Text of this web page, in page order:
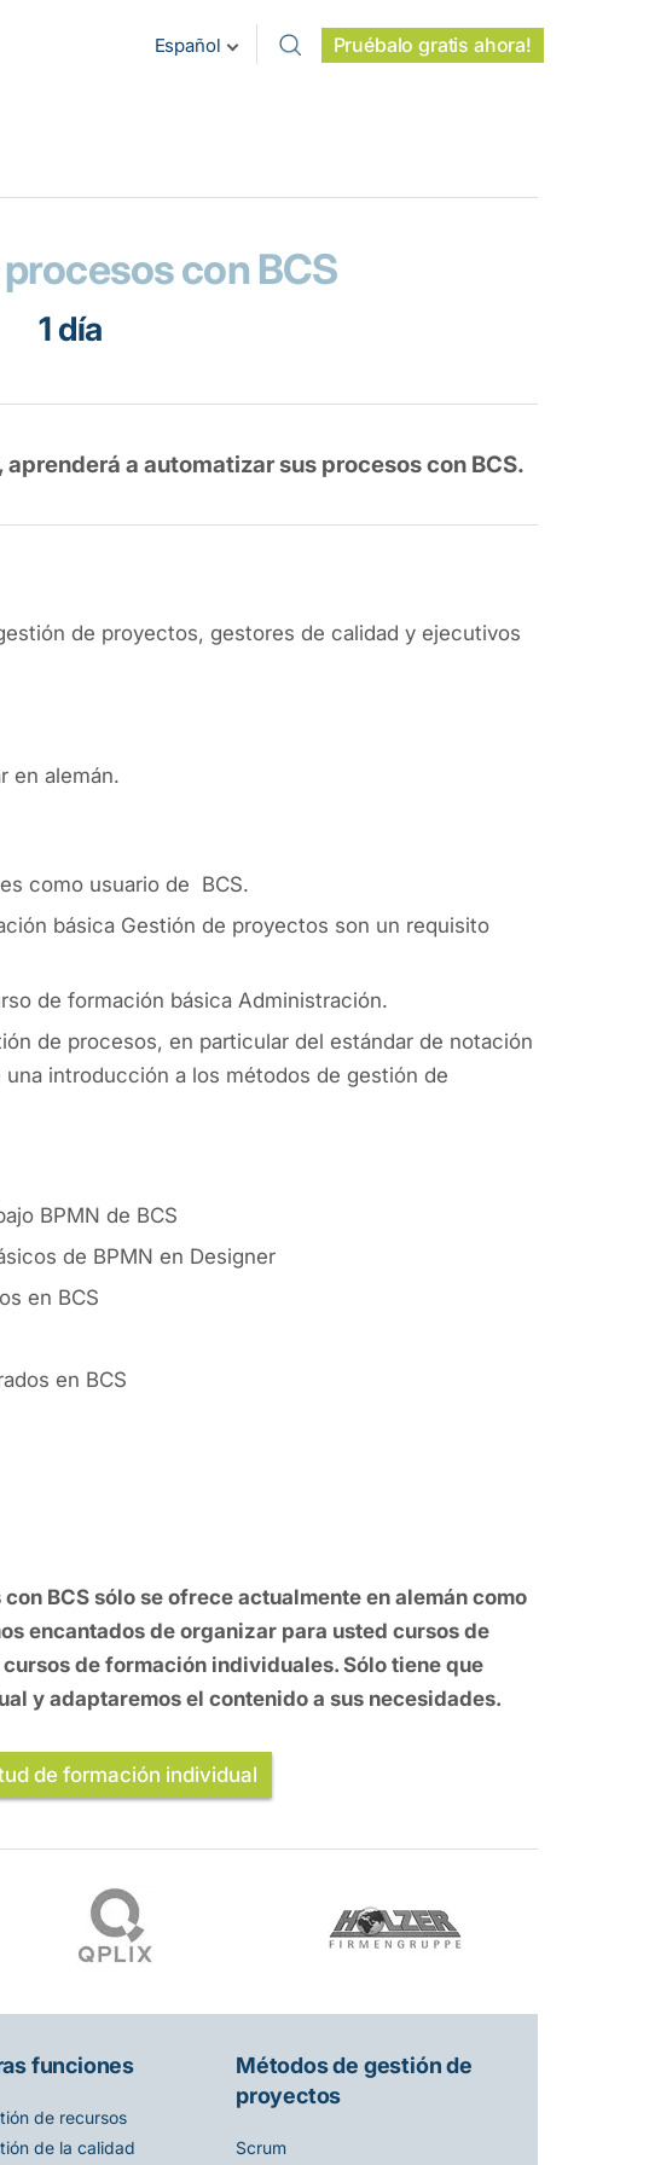
Español Pruébalo gratis ahora!
con BCS
1 día
a automatizar sus procesos con BCS.
de proyectos, gestores de calidad y ejecutivos
en alemán.
como usuario de BCS.
básica Gestión de proyectos son un requisito
de formación básica Administración.
de procesos, en particular del estándar de notación
introducción a los métodos de gestión de
BPMN de BCS
de BPMN en Designer
en BCS
en BCS
BCS sólo se ofrece actualmente en alemán como
encantados de organizar para usted cursos de
de formación individuales. Sólo tiene que
y adaptaremos el contenido a sus necesidades.
de formación individual
funciones
de recursos
de la calidad
Métodos de gestión de
proyectos
Scrum